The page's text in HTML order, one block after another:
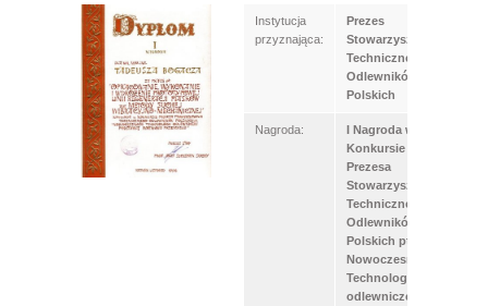
Instytucja
przyznająca:
Prezes
Stowarzyszenia
Technicznego
Odlewników
Polskich
Nagroda:
I Nagroda w
Konkursie
Prezesa
Stowarzyszenia
Technicznego
Odlewników
Polskich pt.
Nowoczesność
Technologii
odlewniczej